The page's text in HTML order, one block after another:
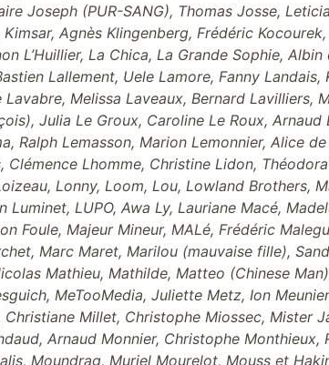
Joseph (PUR-SANG), Thomas Josse,
Agnès Klingenberg, Frédéric
L’Huillier, La Chica, La Grande Sophie,
Lallement, Uele Lamore, Fanny
Melissa Laveaux, Bernard Lavilliers,
Julia Le Groux, Caroline Le Roux,
Ralph Lemasson, Marion Lemonnier, Alice
Lhomme, Christine Lidon,
Lonny, Loom, Lou, Lowland Brothers,
LUPO, Awa Ly, Lauriane Macé,
Foule, Majeur Mineur, MALé, Frédéric
Marc Maret, Marilou (mauvaise fille),
Mathieu, Mathilde, Matteo (Chinese
MeTooMedia, Juliette Metz, Ion
Millet, Christophe Miossec, Mister
Arnaud Monnier, Christophe
Moundrag, Muriel Mourelot, Mouss et